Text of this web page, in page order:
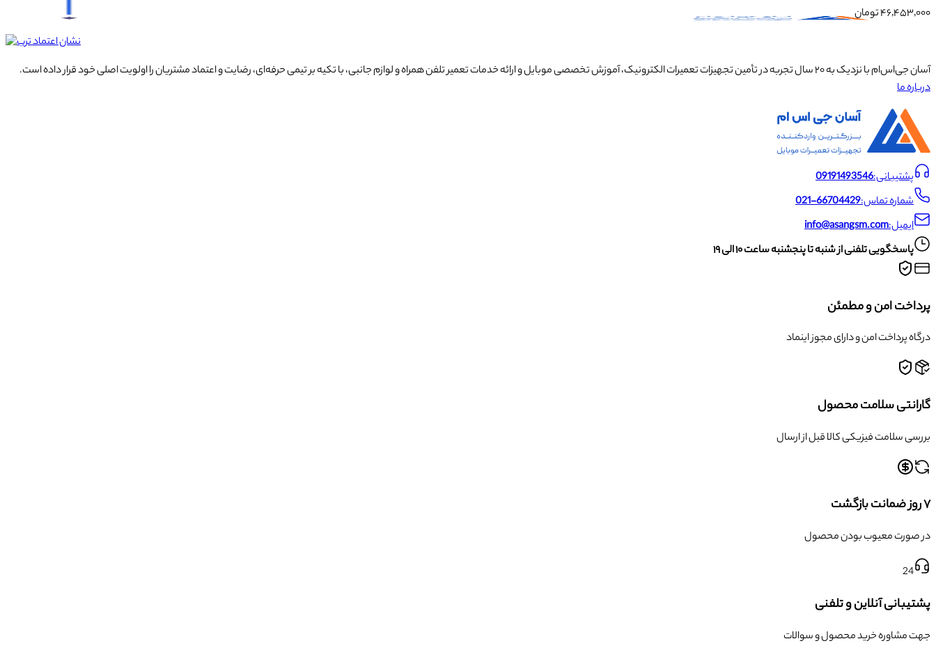
۴۶٬۴۵۳٬۰۰۰تومان
آسان جی‌اس‌ام با نزدیک به ۲۰ سال تجربه در تأمین تجهیزات تعمیرات الکترونیک، آموزش تخصصی موبایل و ارائه خدمات تعمیر تلفن همراه و لوازم جانبی، با تکیه بر تیمی حرفه‌ای، رضایت و اعتماد مشتریان را اولویت اصلی خود قرار داده است.
درباره ما
پشتیبانی:09191493546
شماره تماس:021-66704429
ایمیل:info@asangsm.com
پاسخگویی تلفنی از شنبه تا پنجشنبه ساعت ۱۰ الی ۱۹
پرداخت امن و مطمئن
درگاه پرداخت امن و دارای مجوز اینماد
گارانتی سلامت محصول
بررسی سلامت فیزیکی کالا قبل از ارسال
۷ روز ضمانت بازگشت
در صورت معیوب بودن محصول
24
پشتیبانی آنلاین و تلفنی
جهت مشاوره خرید محصول و سوالات